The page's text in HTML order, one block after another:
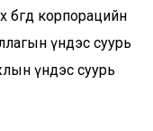
корпорацийн
үндэс суурь
үндэс суурь